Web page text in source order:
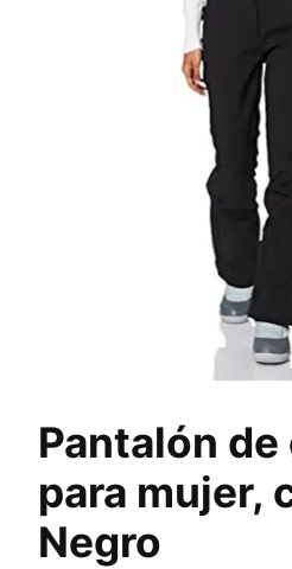
Pantalón
para mujer,
Negro